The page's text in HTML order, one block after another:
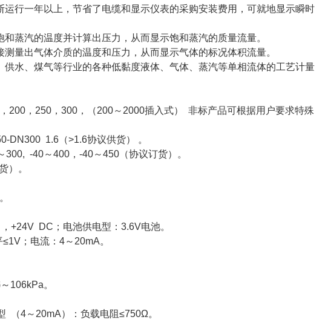
行一年以上，节省了电缆和显示仪表的采购安装费用，可就地显示瞬时
蒸汽的温度并计算出压力，从而显示饱和蒸汽的质量流量。
量出气体介质的温度和压力，从而显示气体的标况体积流量。
水、煤气等行业的各种低黏度液体、气体、蒸汽等单相流体的工艺计量
200，250，300，（200～2000插入式） 非标产品可根据用户要求特殊
DN300 1.6（>1.6协议供货） 。
-40～400，-40～450（协议订货）。
）。
+24V DC；电池供电型：3.6V电池。
；电流：4～20mA。
106kPa。
（4～20mA）：负载电阻≤750Ω。